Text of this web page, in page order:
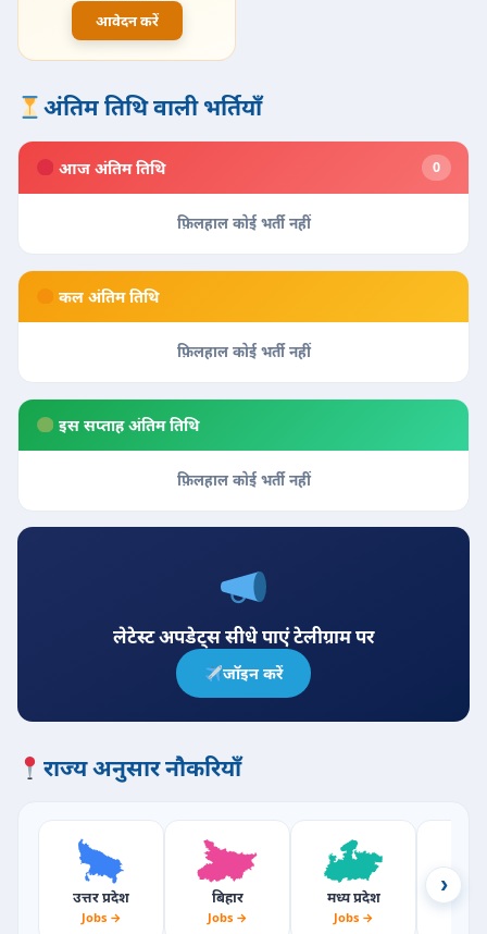
आवेदन करें
अंतिम तिथि वाली भर्तियाँ
आज अंतिम तिथि 0
फ़िलहाल कोई भर्ती नहीं
कल अंतिम तिथि
फ़िलहाल कोई भर्ती नहीं
इस सप्ताह अंतिम तिथि
फ़िलहाल कोई भर्ती नहीं
लेटेस्ट अपडेट्स सीधे पाएं टेलीग्राम पर
जॉइन करें
राज्य अनुसार नौकरियाँ
उत्तर प्रदेश
Jobs →
बिहार
Jobs →
मध्य प्रदेश
Jobs →
›